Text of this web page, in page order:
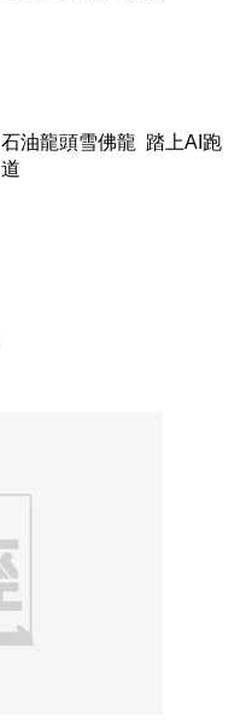
石油龍頭雪佛龍 踏上AI跑
道